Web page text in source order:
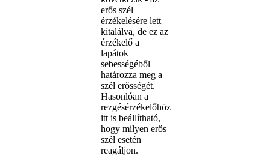
erős szél
érzékelésére lett
kitalálva, de ez az
érzékelő a
lapátok
sebességéből
határozza meg a
szél erősségét.
Hasonlóan a
rezgésérzékelőhöz
itt is beállítható,
hogy milyen erős
szél esetén
reagáljon.